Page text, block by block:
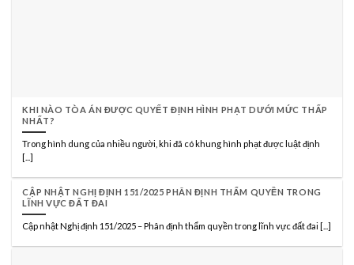
KHI NÀO TÒA ÁN ĐƯỢC QUYẾT ĐỊNH HÌNH PHẠT DƯỚI MỨC THẤP
NHẤT?
Trong hình dung của nhiều người, khi đã có khung hình phạt được luật định
[...]
CẬP NHẬT NGHỊ ĐỊNH 151/2025 PHÂN ĐỊNH THẨM QUYỀN TRONG
LĨNH VỰC ĐẤT ĐAI
Cập nhật Nghị định 151/2025 – Phân định thẩm quyền trong lĩnh vực đất đai [...]